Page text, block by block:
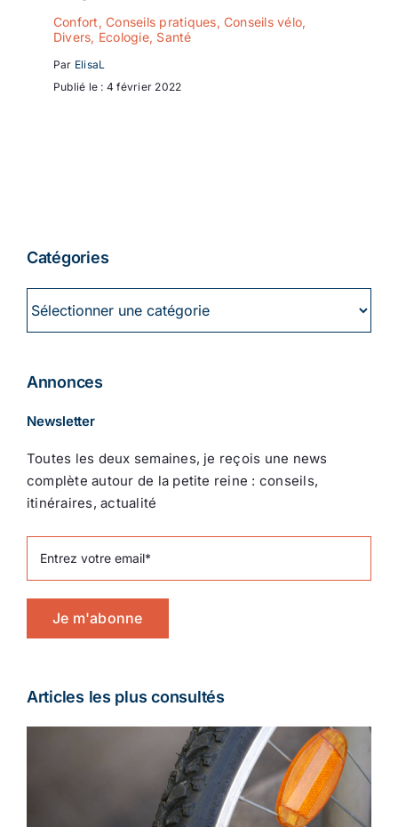
Confort ,Conseils pratiques, Conseils vélo,
Divers, Ecologie, Santé
Par ElisaL
Publié le : 4 février 2022
Catégories
Annonces
Newsletter
Toutes les deux semaines, je reçois une news
complète autour de la petite reine : conseils,
itinéraires, actualité
Je m'abonne
Articles les plus consultés